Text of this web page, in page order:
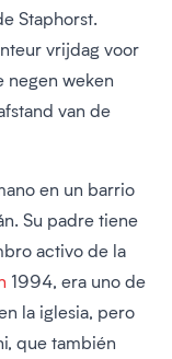
Staphorst.
vrijdag voor
negen weken
van de
en un barrio
Su padre tiene
activo de la
1994, era uno de
la iglesia, pero
que también